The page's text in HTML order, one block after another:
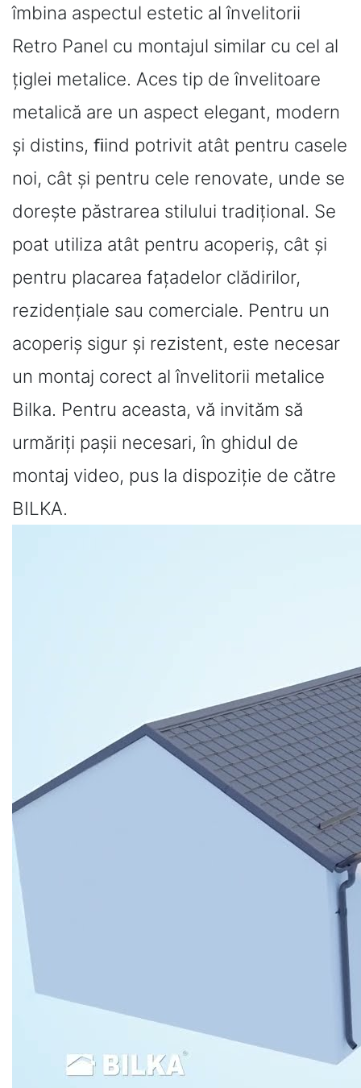
îmbina aspectul estetic al învelitorii
Retro Panel cu montajul similar cu cel al
țiglei metalice. Aces tip de învelitoare
metalică are un aspect elegant, modern
și distins, ﬁind potrivit atât pentru casele
noi, cât și pentru cele renovate, unde se
dorește păstrarea stilului tradițional. Se
poat utiliza atât pentru acoperiș, cât și
pentru placarea fațadelor clădirilor,
rezidențiale sau comerciale. Pentru un
acoperiș sigur și rezistent, este necesar
un montaj corect al învelitorii metalice
Bilka. Pentru aceasta, vă invităm să
urmăriți pașii necesari, în ghidul de
montaj video, pus la dispoziție de către
BILKA.